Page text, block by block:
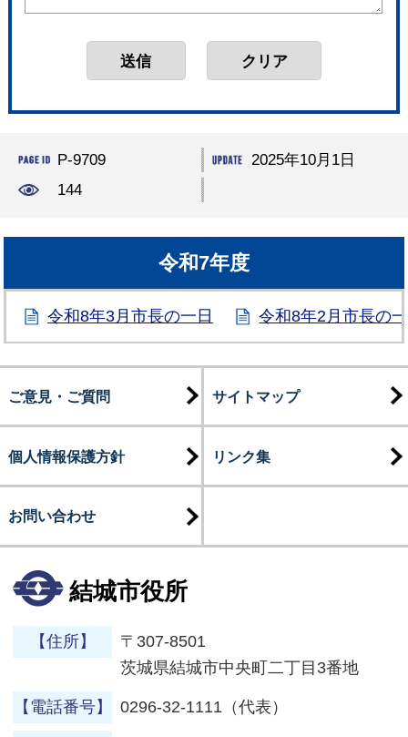
P-9709
2025年10月1日
144
令和7年度
令和8年3月市長の一日 令和8年2月市長の
ご意見・ご質問 サイトマップ
個人情報保護方針 リンク集
お問い合わせ
結城市役所
【住所】
〒307-8501
茨城県結城市中央町二丁目3番地
【電話番号】 0296-32-1111（代表）